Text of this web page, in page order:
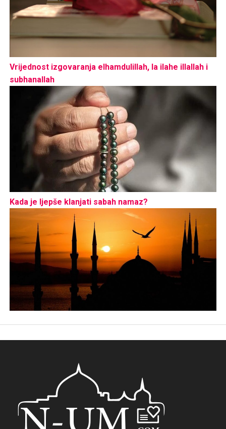
Vrijednost izgovaranja elhamdulillah, la ilahe illallah i
subhanallah
Kada je ljepše klanjati sabah namaz?